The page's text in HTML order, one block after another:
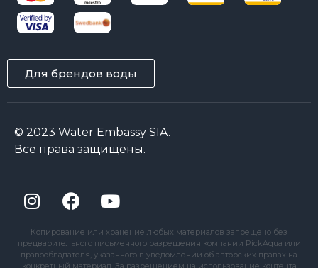
Для брендов воды
© 2023 Water Embassy SIA.
Все права защищены.
Копирование или хранение любых материалов запрещено без
предварительного письменного разрешения компании PickAqua или
правообладателя, указанного в уведомлении об авторских правах на
конкретный материал. За разрешением на использование контента